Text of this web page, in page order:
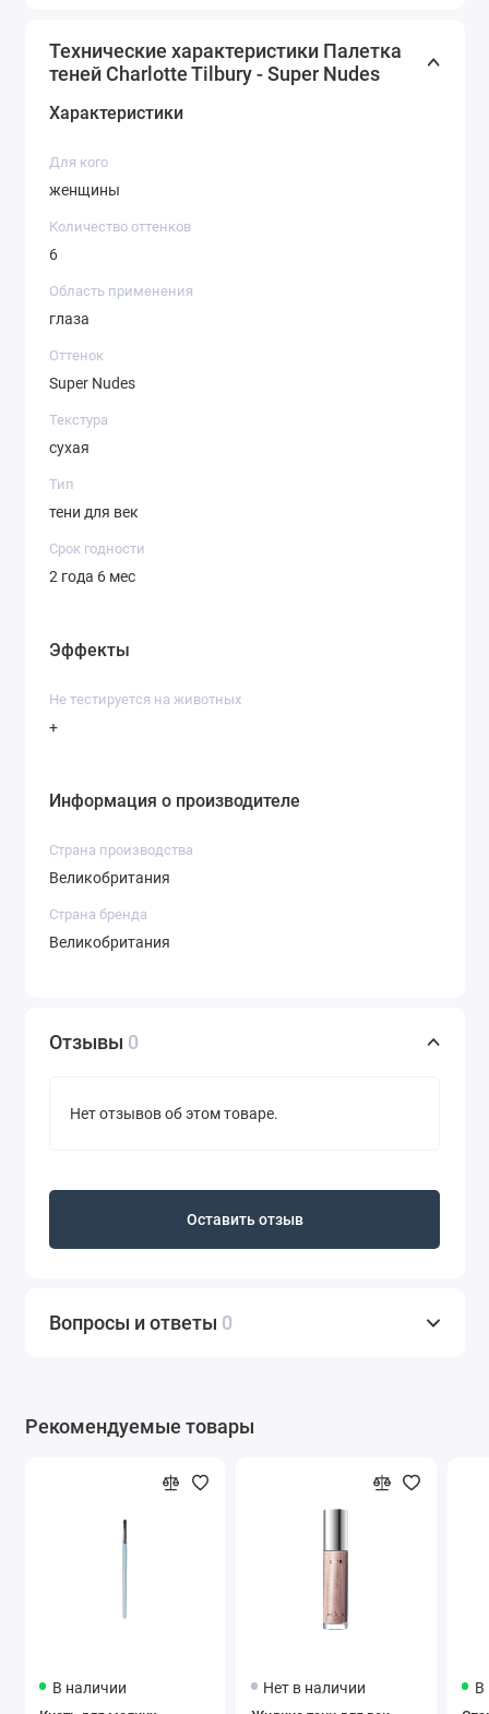
Технические характеристики Палетка
теней Charlotte Tilbury - Super Nudes
Характеристики
Для кого
женщины
Количество оттенков
6
Область применения
глаза
Оттенок
Super Nudes
Текстура
сухая
Тип
тени для век
Срок годности
2 года 6 мес
Эффекты
Не тестируется на животных
+
Информация о производителе
Страна производства
Великобритания
Страна бренда
Великобритания
Отзывы 0
Нет отзывов об этом товаре.
Оставить отзыв
Вопросы и ответы 0
Рекомендуемые товары
В наличии Нет в наличии В